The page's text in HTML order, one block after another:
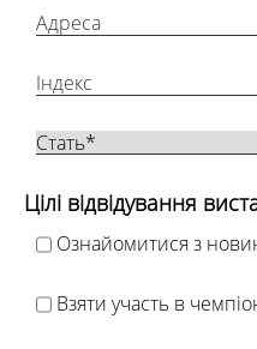
Цілі відвідування
Ознайомитися з
Взяти участь в